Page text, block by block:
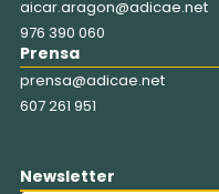
aicar.aragon@adicae.net
976 390 060
Prensa
prensa@adicae.net
607 261 951
Newsletter